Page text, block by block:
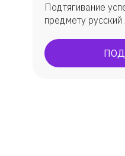
Подтягивание
предмету
литературе,
русскому языку.